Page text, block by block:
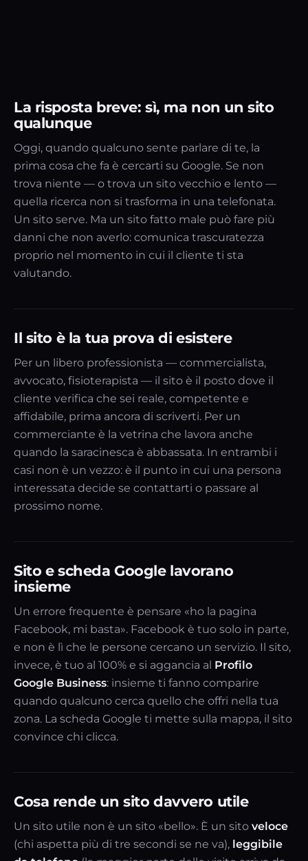
La risposta breve: sì, ma non un sito
qualunque
Oggi, quando qualcuno sente parlare di te, la
prima cosa che fa è cercarti su Google. Se non
trova niente — o trova un sito vecchio e lento —
quella ricerca non si trasforma in una telefonata.
Un sito serve. Ma un sito fatto male può fare più
danni che non averlo: comunica trascuratezza
proprio nel momento in cui il cliente ti sta
valutando.
Il sito è la tua prova di esistere
Per un libero professionista — commercialista,
avvocato, fisioterapista — il sito è il posto dove il
cliente verifica che sei reale, competente e
affidabile, prima ancora di scriverti. Per un
commerciante è la vetrina che lavora anche
quando la saracinesca è abbassata. In entrambi i
casi non è un vezzo: è il punto in cui una persona
interessata decide se contattarti o passare al
prossimo nome.
Sito e scheda Google lavorano
insieme
Un errore frequente è pensare «ho la pagina
Facebook, mi basta». Facebook è tuo solo in parte,
e non è lì che le persone cercano un servizio. Il sito,
invece, è tuo al 100% e si aggancia al Profilo
Google Business: insieme ti fanno comparire
quando qualcuno cerca quello che offri nella tua
zona. La scheda Google ti mette sulla mappa, il sito
convince chi clicca.
Cosa rende un sito davvero utile
Un sito utile non è un sito «bello». È un sito veloce
(chi aspetta più di tre secondi se ne va), leggibile